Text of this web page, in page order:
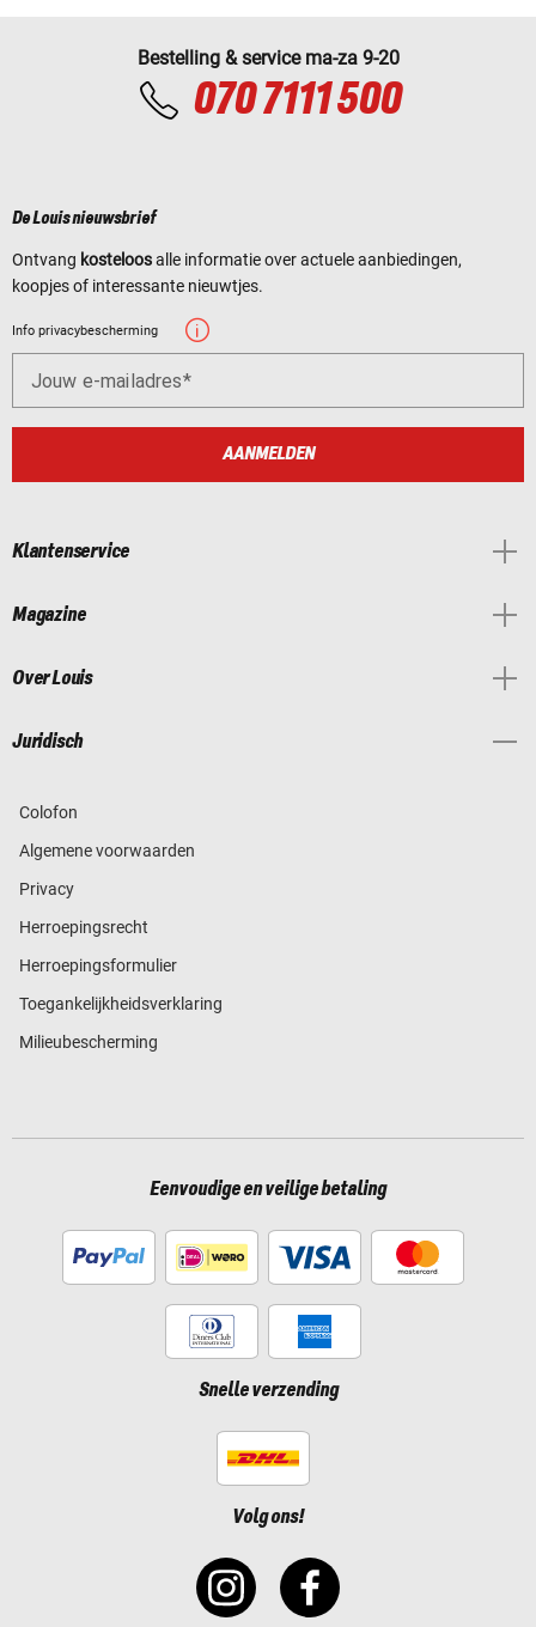
Bestelling & service ma-za 9-20
070 7111 500
De Louis nieuwsbrief
Ontvang kosteloosalle informatie over actuele aanbiedingen,
koopjes of interessante nieuwtjes.
Info privacybescherming
Jouw e-mailadres
AANMELDEN
Klantenservice
Magazine
Over Louis
Juridisch
Colofon
Algemene voorwaarden
Privacy
Herroepingsrecht
Herroepingsformulier
Toegankelijkheidsverklaring
Milieubescherming
Eenvoudige en veilige betaling
Snelle verzending
Volg ons!